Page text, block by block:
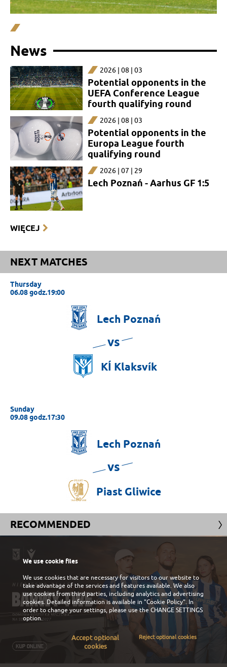
News
2026 | 08 | 03
Potential opponents in the
UEFA Conference League
fourth qualifying round
2026 | 08 | 03
Potential opponents in the
Europa League fourth
qualifying round
2026 | 07 | 29
Lech Poznań - Aarhus GF 1:5
WIĘCEJ
NEXT MATCHES
Thursday
06.08 godz.19:00
Lech Poznań
vs
KÍ Klaksvík
Sunday
09.08 godz.17:30
Lech Poznań
vs
Piast Gliwice
RECOMMENDED
We use cookie files
We use cookies that are necessary for visitors to our website to
take advantage of the services and features available. We also
use cookies from third parties, including analytics and advertising
cookies. Detailed information is available in "Cookie Policy". In
order to change your settings, please use theCHANGE SETTINGS
option.
Accept optional
cookies
Reject optional cookies